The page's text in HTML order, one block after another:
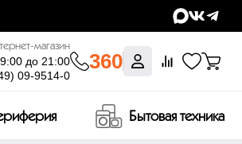
магазин
до 21:00
09-9514-0
360
Бытовая техника